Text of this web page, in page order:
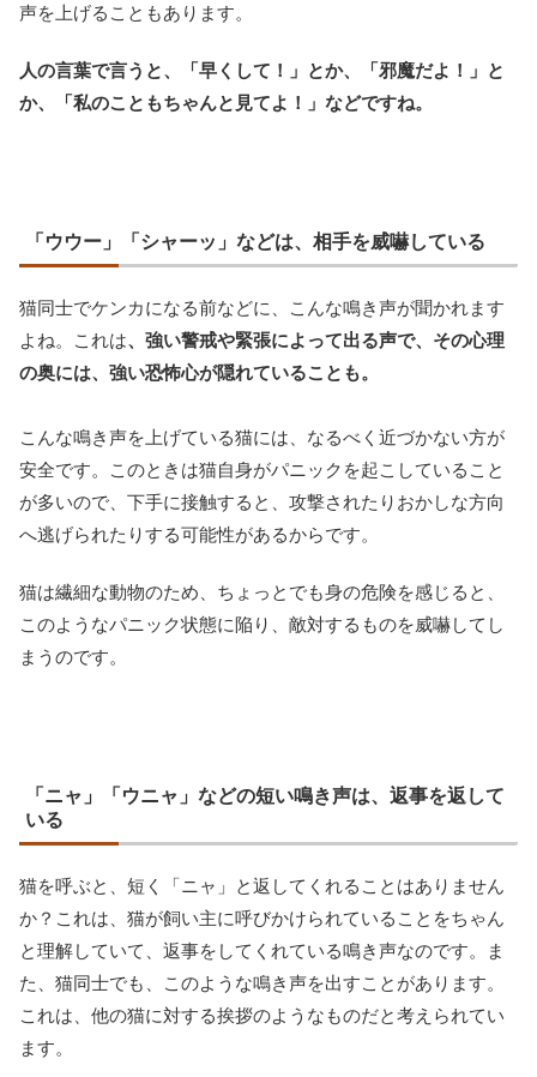
声を上げることもあります。
人の言葉で言うと、「早くして！」とか、「邪魔だよ！」と
か、「私のこともちゃんと見てよ！」などですね。
「ウウー」「シャーッ」などは、相手を威嚇している
猫同士でケンカになる前などに、こんな鳴き声が聞かれます
よね。これは、強い警戒や緊張によって出る声で、その心理
の奥には、強い恐怖心が隠れていることも。
こんな鳴き声を上げている猫には、なるべく近づかない方が
安全です。このときは猫自身がパニックを起こしていること
が多いので、下手に接触すると、攻撃されたりおかしな方向
へ逃げられたりする可能性があるからです。
猫は繊細な動物のため、ちょっとでも身の危険を感じると、
このようなパニック状態に陥り、敵対するものを威嚇してし
まうのです。
「ニャ」「ウニャ」などの短い鳴き声は、返事を返して
いる
猫を呼ぶと、短く「ニャ」と返してくれることはありません
か？これは、猫が飼い主に呼びかけられていることをちゃん
と理解していて、返事をしてくれている鳴き声なのです。ま
た、猫同士でも、このような鳴き声を出すことがあります。
これは、他の猫に対する挨拶のようなものだと考えられてい
ます。